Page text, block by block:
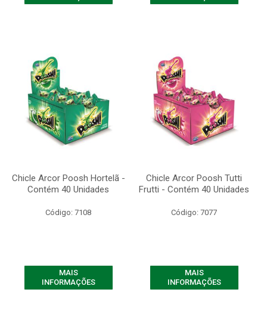
Chicle Arcor Poosh Hortelã -
Contém 40 Unidades
Código: 7108
MAIS
INFORMAÇÕES
Chicle Arcor Poosh Tutti
Frutti - Contém 40 Unidades
Código: 7077
MAIS
INFORMAÇÕES